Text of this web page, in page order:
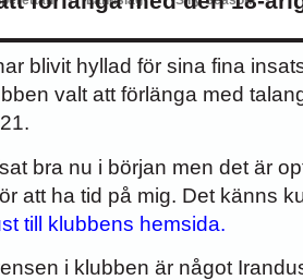
blivit hyllad för sina fina
valt att förlänga med
bra nu i början men det är
att ha tid på mig. Det känns
till klubbens hemsida.
i klubben är något